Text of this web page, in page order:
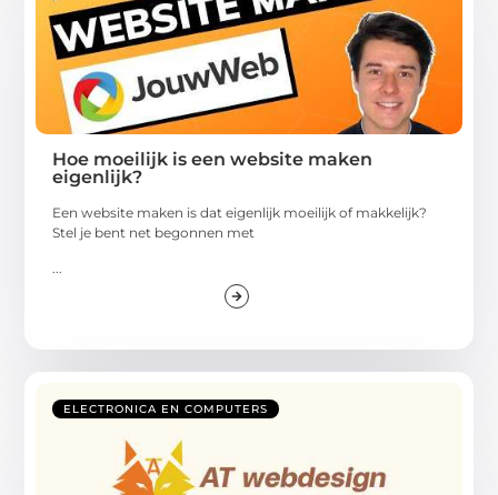
Hoe moeilijk is een website maken
eigenlijk?
Een website maken is dat eigenlijk moeilijk of makkelijk?
Stel je bent net begonnen met
...
ELECTRONICA EN COMPUTERS